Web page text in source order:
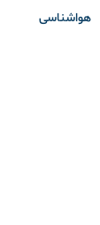
هواشناسی